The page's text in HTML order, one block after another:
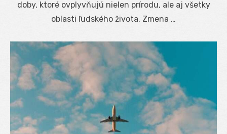
doby, ktoré ovplyvňujú nielen prírodu, ale aj všetky
oblasti ľudského života. Zmena …